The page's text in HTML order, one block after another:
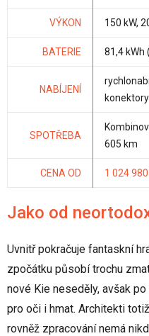
VÝKON 150 kW,
BATERIE 81,4 kWh
NABÍJENÍ
SPOTŘEBA
605 km
CENA OD 1 024
Jako od
Uvnitř pokračuje fantaskní
zpočátku působí trochu
nové Kie neseděly, avšak
pro oči i hmat. Architekti
rovněž zpracování nemá